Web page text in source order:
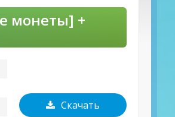
монеты] +
Скачать